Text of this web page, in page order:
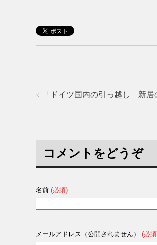
「 ドイツ国内の引っ越し 新居
コメントをどうぞ
名前 (必須)
メールアドレス（公開されません） (必